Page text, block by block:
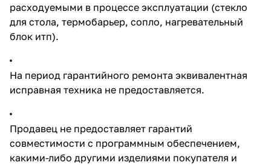
расходуемыми в процессе эксплуатации (стекло
для стола, термобарьер, сопло, нагревательный
блок итп).
На период гарантийного ремонта эквивалентная
исправная техника не предоставляется.
Продавец не предоставляет гарантий
совместимости с программным обеспечением,
какими-либо другими изделиями покупателя и